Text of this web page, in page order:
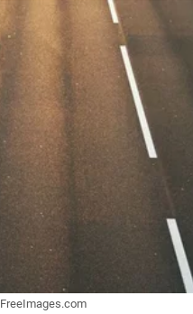
FreeImages.com